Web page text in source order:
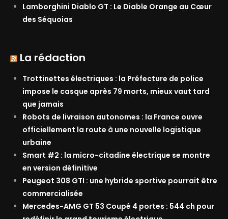
Lamborghini Diablo GT : Le Diable Orange au Cœur
des Séquoias
La rédaction
Trottinettes électriques : la Préfecture de police
impose le casque après 79 morts, mieux vaut tard
que jamais
Robots de livraison autonomes : la France ouvre
officiellement la route à une nouvelle logistique
urbaine
Smart #2 : la micro-citadine électrique se montre
en version définitive
Peugeot 308 GTI : une hybride sportive pourrait être
commercialisée
Mercedes-AMG GT 53 Coupé 4 portes : 544 ch pour